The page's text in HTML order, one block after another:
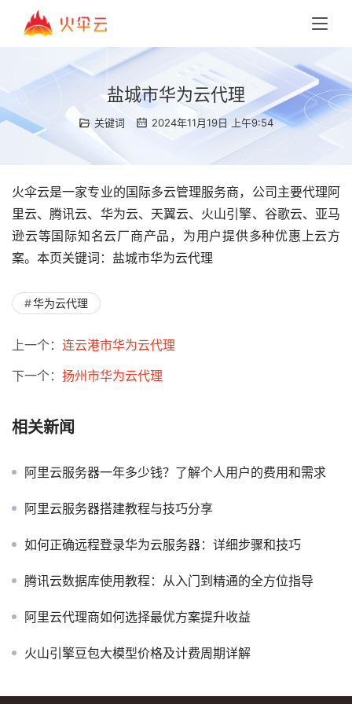
盐城市华为云代理
关键词 2024年11月19日 上午9:54
火伞云是一家专业的国际多云管理服务商，公司主要代理阿
里云、腾讯云、华为云、天翼云、火山引擎、谷歌云、亚马
逊云等国际知名云厂商产品，为用户提供多种优惠上云方
案。本页关键词：盐城市华为云代理
华为云代理
上一个： 连云港市华为云代理
下一个： 扬州市华为云代理
相关新闻
阿里云服务器一年多少钱？了解个人用户的费用和需求
阿里云服务器搭建教程与技巧分享
如何正确远程登录华为云服务器：详细步骤和技巧
腾讯云数据库使用教程：从入门到精通的全方位指导
阿里云代理商如何选择最优方案提升收益
火山引擎豆包大模型价格及计费周期详解